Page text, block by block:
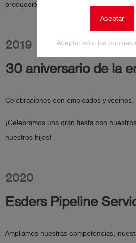
Aceptar
Aceptar sólo las cookies
producción de 3.000 metros cuadrados.
2019
30 aniversario de la
Celebraciones con empleados y vecinos.
¡Celebramos una gran fiesta con
nuestros hijos!
2020
Esders Pipeline
Ampliamos nuestras competencias,